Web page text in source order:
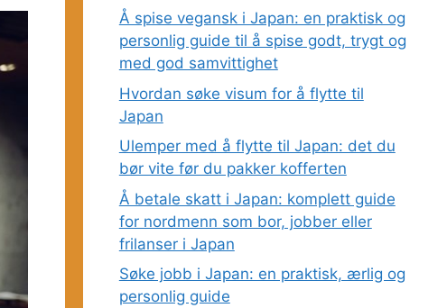
Å spise vegansk i Japan: en praktisk og
personlig guide til å spise godt, trygt og
med god samvittighet
Hvordan søke visum for å flytte til
Japan
Ulemper med å flytte til Japan: det du
bør vite før du pakker kofferten
Å betale skatt i Japan: komplett guide
for nordmenn som bor, jobber eller
frilans­er i Japan
Søke jobb i Japan: en praktisk, ærlig og
personlig guide